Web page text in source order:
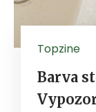
Topzine
Barva